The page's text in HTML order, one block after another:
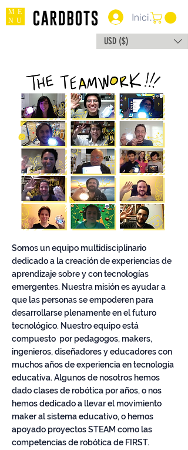
ME
NU
USD ($)
Iniciar sesión
Somos un equipo multidisciplinario
dedicado a la creación de experiencias de
aprendizaje sobre y con tecnologías
emergentes. Nuestra misión es ayudar a
que las personas se empoderen para
desarrollarse plenamente en el futuro
tecnológico. Nuestro equipo está
compuesto por pedagogos, makers,
ingenieros, diseñadores y educadores con
muchos años de experiencia en tecnología
educativa. Algunos de nosotros hemos
dado clases de robótica por años, o nos
hemos dedicado a llevar el movimiento
maker al sistema educativo, o hemos
apoyado proyectos STEAM como las
competencias de robótica de FIRST.